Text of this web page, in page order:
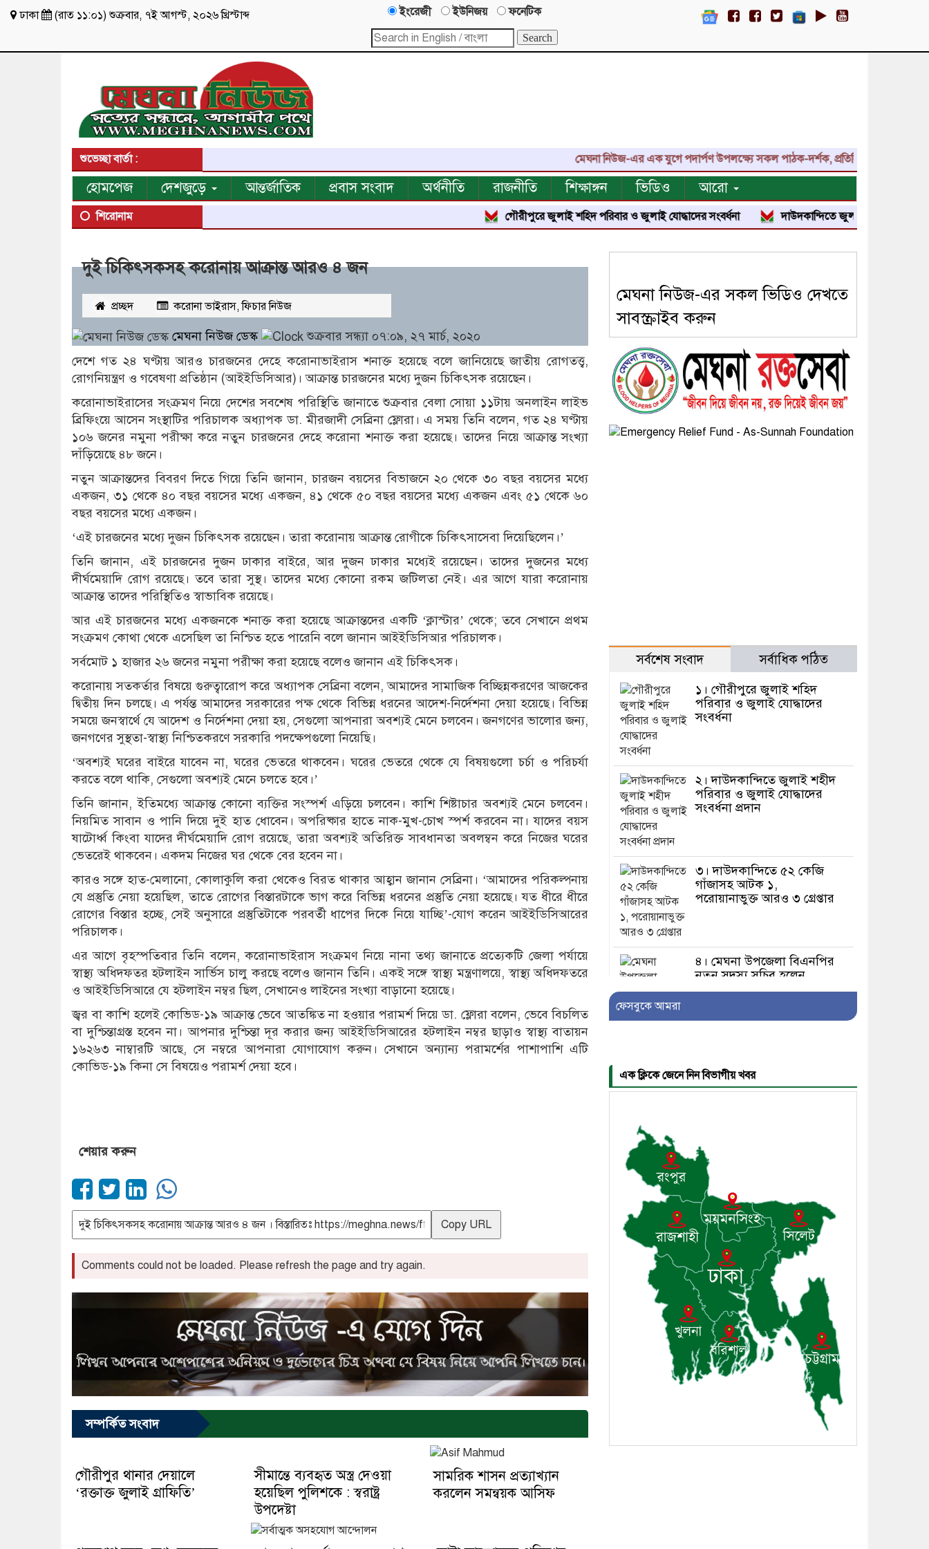
ঢাকা (রাত ১১:০১)শুক্রবার, ৭ই আগস্ট, ২০২৬ খ্রিস্টাব্দ ইংরেজী ইউনিজয় ফনেটিক
শুভেচ্ছা বার্তা : মেঘনা নিউজ-এর এক যুগে পদার্পণ উপলক্ষ্যে সকল পাঠক-দর্শক, প্রতিনিধি, শুভাকাঙ্ক্ষী,
হোমপেজ দেশজুড়ে আন্তর্জাতিক প্রবাস সংবাদ অর্থনীতি রাজনীতি শিক্ষাঙ্গন ভিডিও আরো
শিরোনাম গৌরীপুরে জুলাই শহিদ পরিবার ও জুলাই যোদ্ধাদের সংবর্ধনা দাউদকান্দিতে জুলাই শহীদ পরিবার ও জুলাই
দুই চিকিৎসকসহ করোনায় আক্রান্ত আরও ৪ জন
প্রচ্ছদ করোনা ভাইরাস,‌ফিচার নিউজ
মেঘনা নিউজ ডেস্ক
শুক্রবার সন্ধ্যা ০৭:০৯, ২৭ মার্চ, ২০২০
দেশে গত ২৪ ঘণ্টায় আরও চারজনের দেহে করোনাভাইরাস শনাক্ত হয়েছে বলে জানিয়েছে জাতীয় রোগতত্ত্ব,
রোগনিয়ন্ত্রণ ও গবেষণা প্রতিষ্ঠান (আইইডিসিআর)। আক্রান্ত চারজনের মধ্যে দুজন চিকিৎসক রয়েছেন।
করোনাভাইরাসের সংক্রমণ নিয়ে দেশের সবশেষ পরিস্থিতি জানাতে শুক্রবার বেলা সোয়া ১১টায় অনলাইন লাইভ
ব্রিফিংয়ে আসেন সংস্থাটির পরিচালক অধ্যাপক ডা. মীরজাদী সেব্রিনা ফ্লোরা। এ সময় তিনি বলেন, গত ২৪ ঘণ্টায়
১০৬ জনের নমুনা পরীক্ষা করে নতুন চারজনের দেহে করোনা শনাক্ত করা হয়েছে। তাদের নিয়ে আক্রান্ত সংখ্যা
দাঁড়িয়েছে ৪৮ জনে।
নতুন আক্রান্তদের বিবরণ দিতে গিয়ে তিনি জানান, চারজন বয়সের বিভাজনে ২০ থেকে ৩০ বছর বয়সের মধ্যে
একজন, ৩১ থেকে ৪০ বছর বয়সের মধ্যে একজন, ৪১ থেকে ৫০ বছর বয়সের মধ্যে একজন এবং ৫১ থেকে ৬০
বছর বয়সের মধ্যে একজন।
‘এই চারজনের মধ্যে দুজন চিকিৎসক রয়েছেন। তারা করোনায় আক্রান্ত রোগীকে চিকিৎসাসেবা দিয়েছিলেন।’
তিনি জানান, এই চারজনের দুজন ঢাকার বাইরে, আর দুজন ঢাকার মধ্যেই রয়েছেন। তাদের দুজনের মধ্যে
দীর্ঘমেয়াদি রোগ রয়েছে। তবে তারা সুস্থ। তাদের মধ্যে কোনো রকম জটিলতা নেই। এর আগে যারা করোনায়
আক্রান্ত তাদের পরিস্থিতিও স্বাভাবিক রয়েছে।
আর এই চারজনের মধ্যে একজনকে শনাক্ত করা হয়েছে আক্রান্তদের একটি ‘ক্লাস্টার’ থেকে; তবে সেখানে প্রথম
সংক্রমণ কোথা থেকে এসেছিল তা নিশ্চিত হতে পারেনি বলে জানান আইইডিসিআর পরিচালক।
সর্বমোট ১ হাজার ২৬ জনের নমুনা পরীক্ষা করা হয়েছে বলেও জানান এই চিকিৎসক।
করোনায় সতকর্তার বিষয়ে গুরুত্বারোপ করে অধ্যাপক সেব্রিনা বলেন, আমাদের সামাজিক বিচ্ছিন্নকরণের আজকের
দ্বিতীয় দিন চলছে। এ পর্যন্ত আমাদের সরকারের পক্ষ থেকে বিভিন্ন ধরনের আদেশ-নির্দেশনা দেয়া হয়েছে। বিভিন্ন
সময়ে জনস্বার্থে যে আদেশ ও নির্দেশনা দেয়া হয়, সেগুলো আপনারা অবশ্যই মেনে চলবেন। জনগণের ভালোর জন্য,
জনগণের সুস্থতা-স্বাস্থ্য নিশ্চিতকরণে সরকারি পদক্ষেপগুলো নিয়েছি।
‘অবশ্যই ঘরের বাইরে যাবেন না, ঘরের ভেতরে থাকবেন। ঘরের ভেতরে থেকে যে বিষয়গুলো চর্চা ও পরিচর্যা
করতে বলে থাকি, সেগুলো অবশ্যই মেনে চলতে হবে।’
তিনি জানান, ইতিমধ্যে আক্রান্ত কোনো ব্যক্তির সংস্পর্শ এড়িয়ে চলবেন। কাশি শিষ্টাচার অবশ্যই মেনে চলবেন।
নিয়মিত সাবান ও পানি দিয়ে দুই হাত ধোবেন। অপরিষ্কার হাতে নাক-মুখ-চোখ স্পর্শ করবেন না। যাদের বয়স
ষাটোর্ধ্ব কিংবা যাদের দীর্ঘমেয়াদি রোগ রয়েছে, তারা অবশ্যই অতিরিক্ত সাবধানতা অবলম্বন করে নিজের ঘরের
ভেতরেই থাকবেন। একদম নিজের ঘর থেকে বের হবেন না।
কারও সঙ্গে হাত-মেলানো, কোলাকুলি করা থেকেও বিরত থাকার আহ্বান জানান সেব্রিনা। ‘আমাদের পরিকল্পনায়
যে প্রস্তুতি নেয়া হয়েছিল, তাতে রোগের বিস্তারটাকে ভাগ করে বিভিন্ন ধরনের প্রস্তুতি নেয়া হয়েছে। যত ধীরে ধীরে
রোগের বিস্তার হচ্ছে, সেই অনুসারে প্রস্তুতিটাকে পরবর্তী ধাপের দিকে নিয়ে যাচ্ছি’-যোগ করেন আইইডিসিআরের
পরিচালক।
এর আগে বৃহস্পতিবার তিনি বলেন, করোনাভাইরাস সংক্রমণ নিয়ে নানা তথ্য জানাতে প্রত্যেকটি জেলা পর্যায়ে
স্বাস্থ্য অধিদফতর হটলাইন সার্ভিস চালু করছে বলেও জানান তিনি। একই সঙ্গে স্বাস্থ্য মন্ত্রণালয়ে, স্বাস্থ্য অধিদফতরে
ও আইইডিসিআরে যে হটলাইন নম্বর ছিল, সেখানেও লাইনের সংখ্যা বাড়ানো হয়েছে।
জ্বর বা কাশি হলেই কোভিড-১৯ আক্রান্ত ভেবে আতঙ্কিত না হওয়ার পরামর্শ দিয়ে ডা. ফ্লোরা বলেন, ভেবে বিচলিত
বা দুশ্চিন্তাগ্রস্ত হবেন না। আপনার দুশ্চিন্তা দূর করার জন্য আইইডিসিআরের হটলাইন নম্বর ছাড়াও স্বাস্থ্য বাতায়ন
১৬২৬৩ নাম্বারটি আছে, সে নম্বরে আপনারা যোগাযোগ করুন। সেখানে অন্যান্য পরামর্শের পাশাপাশি এটি
কোভিড-১৯ কিনা সে বিষয়েও পরামর্শ দেয়া হবে।
শেয়ার করুন
Copy URL
Comments could not be loaded. Please refresh the page and try again.
সম্পর্কিত সংবাদ
গৌরীপুর থানার দেয়ালে
‘রক্তাক্ত জুলাই গ্রাফিতি’
সীমান্তে ব্যবহৃত অস্ত্র দেওয়া
হয়েছিল পুলিশকে : স্বরাষ্ট্র
উপদেষ্টা
সামরিক শাসন প্রত্যাখ্যান
করলেন সমন্বয়ক আসিফ
মেঘনা নিউজ-এর সকল ভিডিও দেখতে
সাবস্ক্রাইব করুন
সর্বশেষ সংবাদ সর্বাধিক পঠিত
১। গৌরীপুরে জুলাই শহিদ
পরিবার ও জুলাই যোদ্ধাদের
সংবর্ধনা
২। দাউদকান্দিতে জুলাই শহীদ
পরিবার ও জুলাই যোদ্ধাদের
সংবর্ধনা প্রদান
৩। দাউদকান্দিতে ৫২ কেজি
গাঁজাসহ আটক ১,
পরোয়ানাভুক্ত আরও ৩ গ্রেপ্তার
৪। মেঘনা উপজেলা বিএনপির
নতুন সদস্য সচিব হলেন
সালাউদ্দিন সরকার
৫। জেলা পুলিশ সুপার থেকে
সম্মাননা পেলেন দাউদকান্দি
মডেল থানার এএসআই সজল
৬। দাউদকান্দিতে উপজেলা
আইন-শৃঙ্খলা কমিটির মাসিক
সভা অনুষ্ঠিত
৭। দাউদকান্দিতে মুচি
সম্প্রদায়ের খোঁজখবর নিলেন ড.
খন্দকার মারুফ হোসেন
৮। মেঘনায় আইন-শৃঙ্খলা
কমিটির মাসিক সভা অনুষ্ঠিত
৯। জাতীয় নেতা ড. খন্দকার
মোশাররফ হোসেনের মূল্যায়ন
কোথায় এবং একটি বিশ্লেষণ
প্রাণনাশের হুমকির অভিযোগ
ফেসবুকে আমরা
এক ক্লিকে জেনে নিন বিভাগীয় খবর